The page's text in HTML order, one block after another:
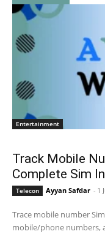
Entertainment
Track Mobile
Complete Sim
Telecon Ayyan Safdar - 1
Trace mobile number
mobile/phone numbers,